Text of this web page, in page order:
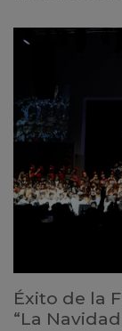
Éxito de la
“La